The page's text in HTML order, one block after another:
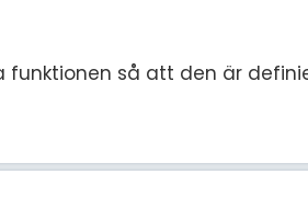
så att den är